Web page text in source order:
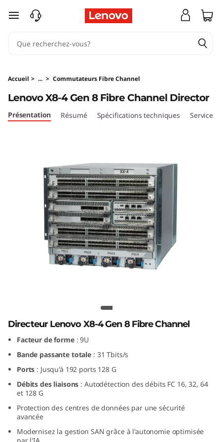
o
v
o
b
e
C
h
passer au contenu principal
Accueil > ... > Commutateurs Fibre Channel
Lenovo X8-4 Gen 8 Fibre Channel
Director
Lenovo X8-4 Gen 8 Fibre Channel Director
Présentation Résumé Spécifications techniques Services
Directeur Lenovo X8-4 Gen 8 Fibre Channel
Facteur de forme: 9U
Bande passante totale : 31 Tbits/s
Ports : Jusqu'à 192 ports 128 G
Débits des liaisons : Autodétection des débits FC 16, 32, 64
et 128 G
Protection des centres de données par une sécurité
avancée
Modernisez la gestion SAN grâce à l'autonomie optimisée